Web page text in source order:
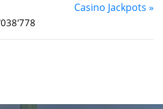
Casino Jackpots »